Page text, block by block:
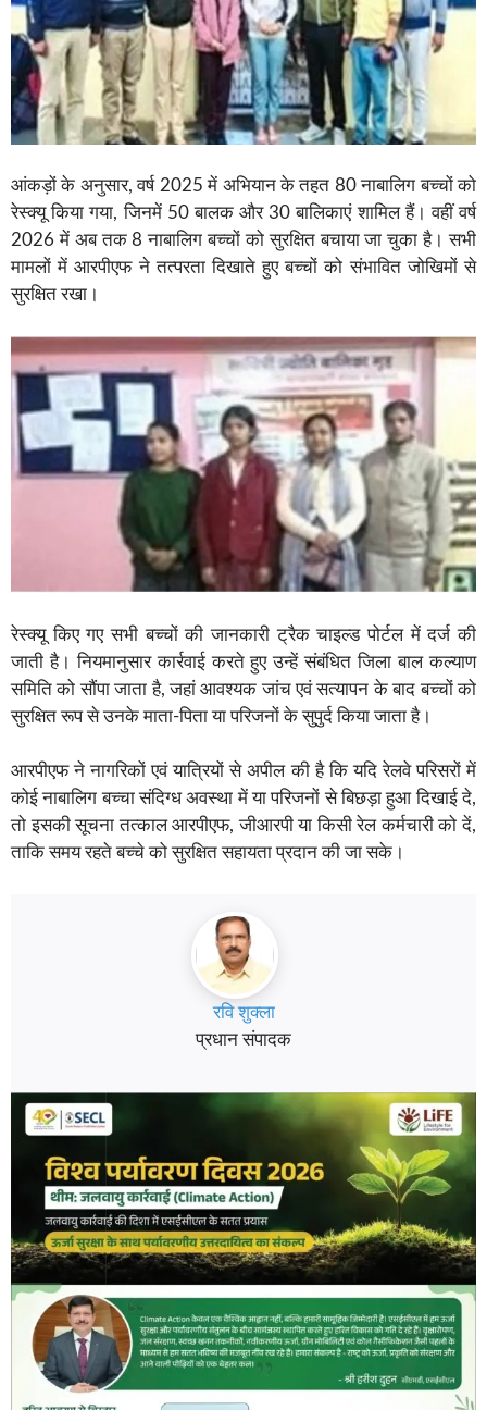
आंकड़ों के अनुसार, वर्ष 2025 में अभियान के तहत 80 नाबालिग बच्चों को
रेस्क्यू किया गया, जिनमें 50 बालक और 30 बालिकाएं शामिल हैं। वहीं वर्ष
2026 में अब तक 8 नाबालिग बच्चों को सुरक्षित बचाया जा चुका है। सभी
मामलों में आरपीएफ ने तत्परता दिखाते हुए बच्चों को संभावित जोखिमों से
सुरक्षित रखा।
रेस्क्यू किए गए सभी बच्चों की जानकारी ट्रैक चाइल्ड पोर्टल में दर्ज की
जाती है। नियमानुसार कार्रवाई करते हुए उन्हें संबंधित जिला बाल कल्याण
समिति को सौंपा जाता है, जहां आवश्यक जांच एवं सत्यापन के बाद बच्चों को
सुरक्षित रूप से उनके माता-पिता या परिजनों के सुपुर्द किया जाता है।
आरपीएफ ने नागरिकों एवं यात्रियों से अपील की है कि यदि रेलवे परिसरों में
कोई नाबालिग बच्चा संदिग्ध अवस्था में या परिजनों से बिछड़ा हुआ दिखाई दे,
तो इसकी सूचना तत्काल आरपीएफ, जीआरपी या किसी रेल कर्मचारी को दें,
ताकि समय रहते बच्चे को सुरक्षित सहायता प्रदान की जा सके।
रवि शुक्ला
प्रधान संपादक